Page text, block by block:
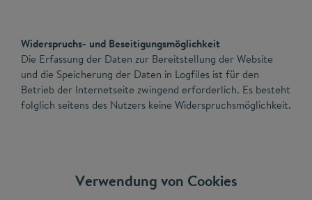
Widerspruchs- und Beseitigungsmöglichkeit
Die Erfassung der Daten zur Bereitstellung der Website
und die Speicherung der Daten in Logfiles ist für den
Betrieb der Internetseite zwingend erforderlich. Es besteht
folglich seitens des Nutzers keine Widerspruchsmöglichkeit.
Verwendung von Cookies